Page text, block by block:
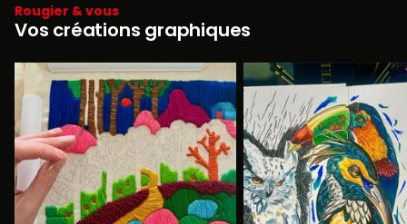
Rougier & vous
Vos créations graphiques